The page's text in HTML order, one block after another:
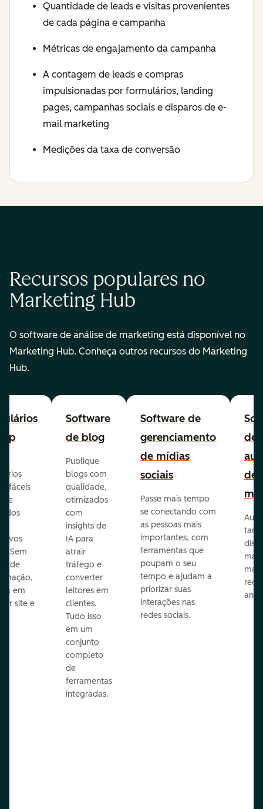
Quantidade de leads e visitas provenientes
de cada página e campanha
Métricas de engajamento da campanha
A contagem de leads e compras
impulsionadas por formulários, landing
pages, campanhas sociais e disparos de e-
mail marketing
Medições da taxa de conversão
Recursos populares no
Marketing Hub
O software de análise de marketing está disponível no
Marketing Hub. Conheça outros recursos do Marketing
Hub.
fáceis
e
Sem
de
em
site e
Software
de blog
Publique
blogs com
qualidade,
otimizados
com
insights de
IA para
atrair
tráfego e
converter
leitores em
clientes.
Tudo isso
em um
conjunto
completo
de
ferramentas
integradas.
Software de
gerenciamento
de mídias
sociais
Passe mais tempo
se conectando com
as pessoas mais
importantes, com
ferramentas que
poupam o seu
tempo e ajudam a
priorizar suas
interações nas
redes sociais.
de
de
mail